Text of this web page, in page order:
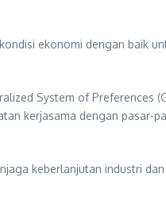
ekonomi dengan baik
System of Preferences
kerjasama dengan pasar-
keberlanjutan industri